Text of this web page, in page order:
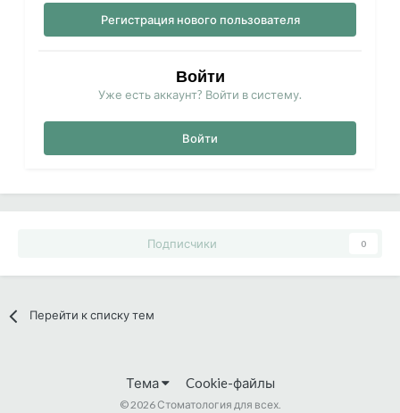
Регистрация нового пользователя
Войти
Уже есть аккаунт? Войти в систему.
Войти
Подписчики 0
Перейти к списку тем
Тема Cookie-файлы
©2026 Стоматология для всех.